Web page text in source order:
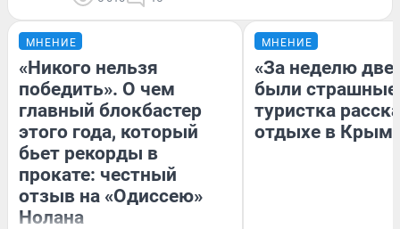
МНЕНИЕ
«Никого нельзя
победить». О чем
главный блокбастер
этого года, который
бьет рекорды в
прокате: честный
отзыв на «Одиссею»
Нолана
МНЕНИЕ
«За неделю две
были
туристка
отдыхе в